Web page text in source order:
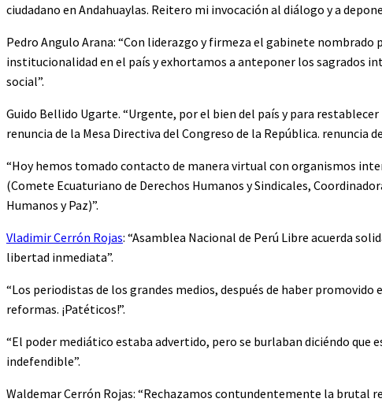
ciudadano en Andahuaylas. Reitero mi invocación al diálogo y a
Pedro Angulo Arana: “Con liderazgo y firmeza el gabinete
institucionalidad en el país y exhortamos a anteponer los sagrados
social”.
Guido Bellido Ugarte. “Urgente, por el bien del país y para
renuncia de la Mesa Directiva del Congreso de la República. renuncia
“Hoy hemos tomado contacto de manera virtual con organismos
(Comete Ecuaturiano de Derechos Humanos y Sindicales,
Humanos y Paz)”.
Vladimir Cerrón Rojas: “Asamblea Nacional de Perú Libre acuerda
libertad inmediata”.
“Los periodistas de los grandes medios, después de haber
reformas. ¡Patéticos!”.
“El poder mediático estaba advertido, pero se burlaban diciéndo
indefendible”.
Waldemar Cerrón Rojas: “Rechazamos contundentemente la brutal